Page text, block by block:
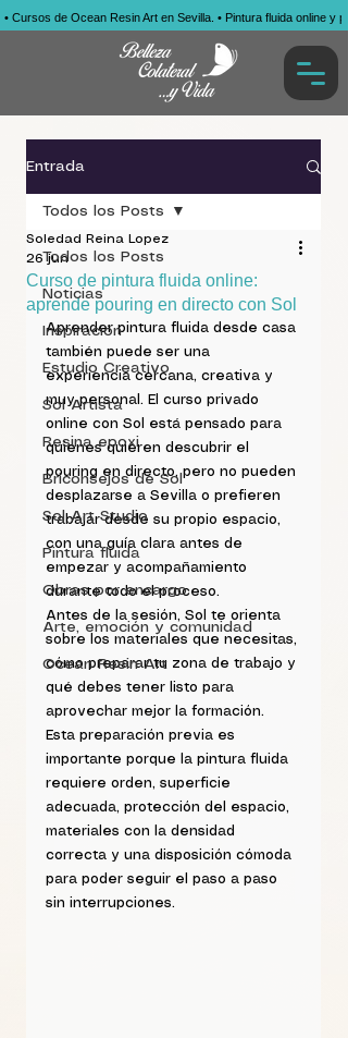
• Cursos de Ocean Resin Art en Sevilla. • Pintura fluida online
Entrada
Todos los Posts
Noticias
Inspiración
Estudio Creativo
Sol Artista
Resina epoxi
Briconsejos de Sol
Sol Art Studio
Pintura fluida
Obras por encargo
Arte, emoción y comunidad
Ocean Resin Art
Todos los Posts
Curso de pintura fluida online:
aprende pouring en directo con Sol
Soledad Reina Lopez
26 jun
Aprender pintura fluida desde casa
también puede ser una
experiencia cercana, creativa y
muy personal. El curso privado
online con Sol está pensado para
quienes quieren descubrir el
pouring en directo, pero no pueden
desplazarse a Sevilla o prefieren
trabajar desde su propio espacio,
con una guía clara antes de
empezar y acompañamiento
durante todo el proceso.
Antes de la sesión, Sol te orienta
sobre los materiales que necesitas,
cómo preparar tu zona de trabajo y
qué debes tener listo para
aprovechar mejor la formación.
Esta preparación previa es
importante porque la pintura fluida
requiere orden, superficie
adecuada, protección del espacio,
materiales con la densidad
correcta y una disposición cómoda
para poder seguir el paso a paso
sin interrupciones.